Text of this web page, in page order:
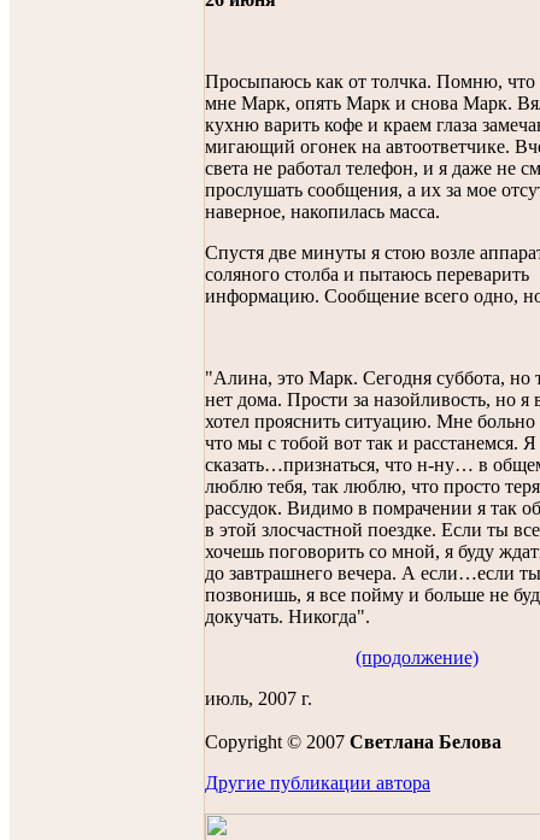
Просыпаюсь как от толчка. Помню, что
мне Марк, опять Марк и снова Марк.
кухню варить кофе и краем глаза
мигающий огонек на автоответчике.
света не работал телефон, и я даже не
прослушать сообщения, а их за мое
наверное, накопилась масса.
Спустя две минуты я стою возле
соляного столба и пытаюсь переварить
информацию. Сообщение всего одно,
"Алина, это Марк. Сегодня суббота, но
нет дома. Прости за назойливость, но я
хотел прояснить ситуацию. Мне больно
что мы с тобой вот так и расстанемся. Я
сказать…признаться, что н-ну… в
люблю тебя, так люблю, что просто
рассудок. Видимо в помрачении я так
в этой злосчастной поездке. Если ты
хочешь поговорить со мной, я буду
до завтрашнего вечера. А если…если
позвонишь, я все пойму и больше не
докучать. Никогда".
(продолжение)
июль, 2007 г.
Copyright © 2007 Светланa Беловa
Другие публикации автора